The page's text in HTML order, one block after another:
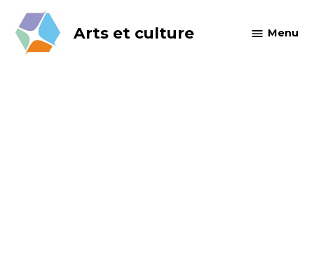
content
Arts et culture Menu